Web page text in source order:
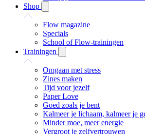
Shop
Flow magazine
Specials
School of Flow-trainingen
Trainingen
Omgaan met stress
Zines maken
Tijd voor jezelf
Paper Love
Goed zoals je bent
Kalmeer je lichaam, kalmeer je
Minder moe, meer energie
Vergroot je zelfvertrouwen